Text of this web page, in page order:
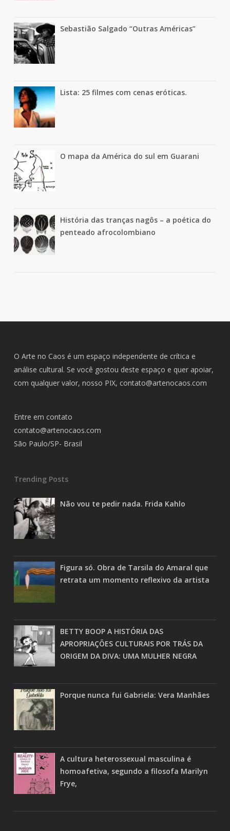
Sebastião Salgado “Outras Américas”
Lista: 25 filmes com cenas eróticas.
O mapa da América do sul em Guarani
História das tranças nagôs – a poética do
penteado afrocolombiano
O Arte no Caos é um espaço independente de crítica e
análise cultural. Se você gostou deste espaço e quer apoiar,
com qualquer valor, nosso PIX, contato@artenocaos.com
Entre em contato
contato@artenocaos.com
São Paulo/SP- Brasil
Trending Posts
Não vou te pedir nada. Frida Kahlo
Figura só. Obra de Tarsila do Amaral que
retrata um momento reflexivo da artista
BETTY BOOP A HISTÓRIA DAS
APROPRIAÇÕES CULTURAIS POR TRÁS DA
ORIGEM DA DIVA: UMA MULHER NEGRA
Porque nunca fui Gabriela: Vera Manhães
A cultura heterossexual masculina é
homoafetiva, segundo a filosofa Marilyn
Frye,